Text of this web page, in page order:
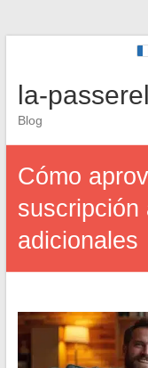
la-
Blog
Cómo
suscripción
adicionales